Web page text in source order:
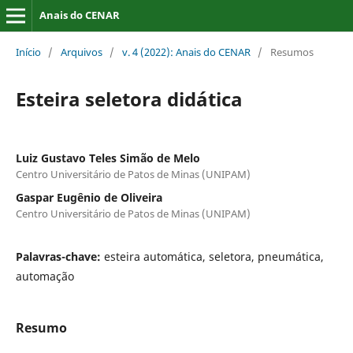
Anais do CENAR
Início / Arquivos / v. 4 (2022): Anais do CENAR / Resumos
Esteira seletora didática
Luiz Gustavo Teles Simão de Melo
Centro Universitário de Patos de Minas (UNIPAM)
Gaspar Eugênio de Oliveira
Centro Universitário de Patos de Minas (UNIPAM)
Palavras-chave: esteira automática, seletora, pneumática,
automação
Resumo